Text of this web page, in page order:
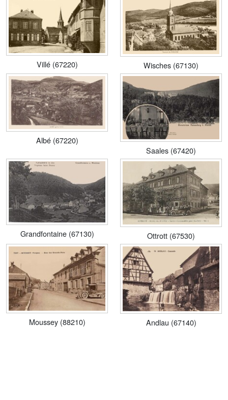
Villé (67220) Wisches (67130)
Albé (67220)
Saales (67420)
Grandfontaine (67130) Ottrott (67530)
Moussey (88210) Andlau (67140)